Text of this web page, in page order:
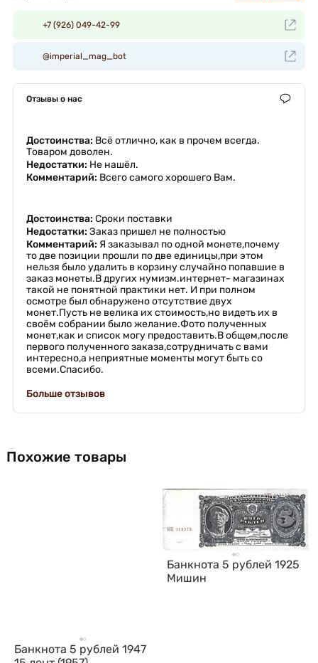
+7 (926) 049-42-99
@imperial_mag_bot
Отзывы о нас
Достоинства: Всё отлично, как в прочем всегда.
Товаром доволен.
Недостатки: Не нашёл.
Комментарий: Всего самого хорошего Вам.
Достоинства: Сроки поставки
Недостатки: Заказ пришел не полностью
Комментарий: Я заказывал по одной монете,почему
то две позиции прошли по две единицы,при этом
нельзя было удалить в корзину случайно попавшие в
заказ монеты.В других нумизм.интернет- магазинах
такой не понятной практики нет. И при полном
осмотре был обнаружено отсутствие двух
монет.Пусть не велика их стоимость,но видеть их в
своём собрании было желание.Фото полученных
монет,как и список могу предоставить.В общем,после
первого полученного заказа,сотрудничать с вами
интересно,а неприятные моменты могут быть со
всеми.Спасибо.
Больше отзывов
Похожие товары
Банкнота 5 рублей 1947
Банкнота 5 рублей 1925
Мишин